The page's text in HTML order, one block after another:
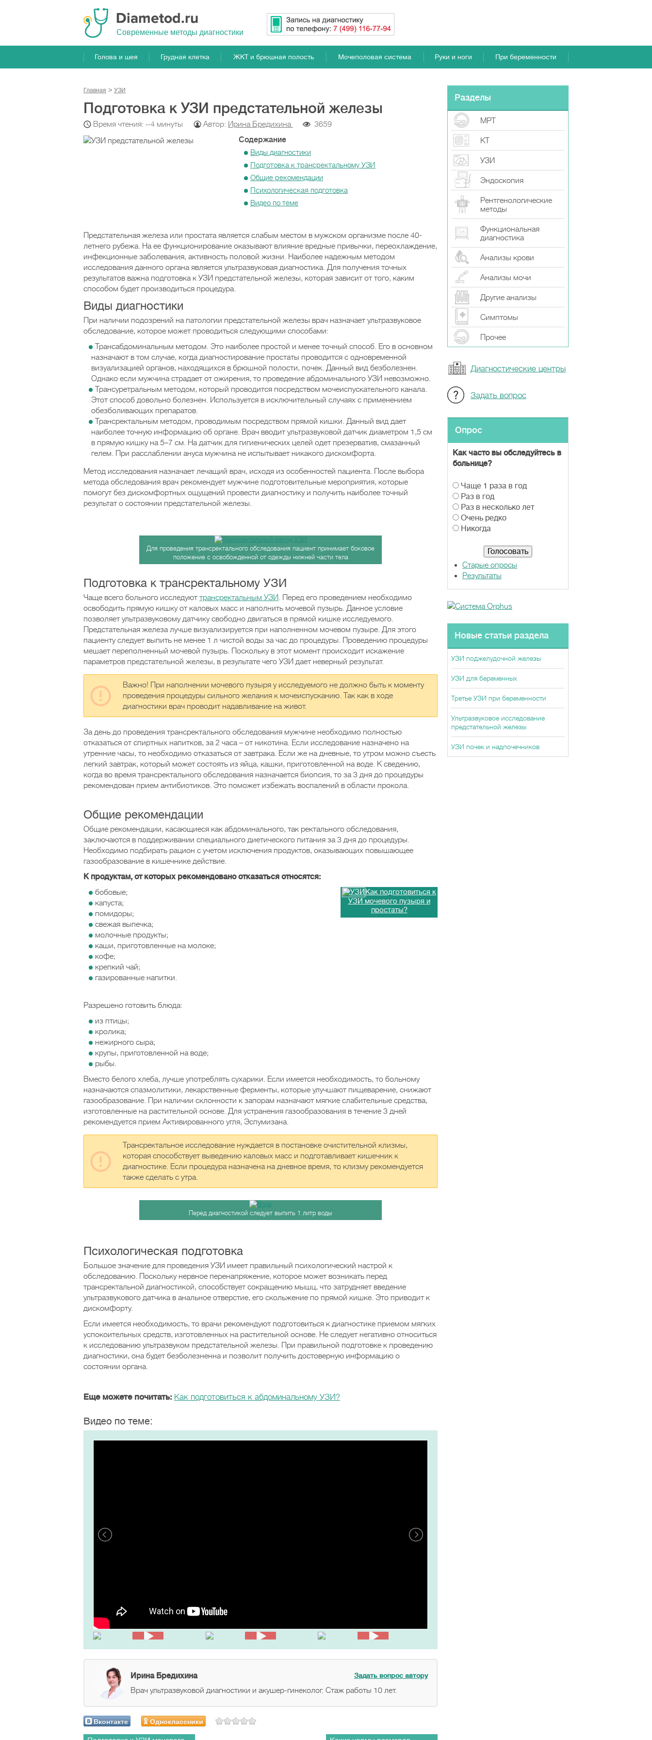
Cовременные методы диагностики
Голова и шея Грудная клетка ЖКТ и брюшная полость Мочеполовая система Руки и ноги При беременности
Главная УЗИ
Подготовка к УЗИ предстательной железы
Время чтения: ~4 минуты Автор: Ирина Бредихина
3659
Содержание
Виды диагностики
Подготовка к трансректальному УЗИ
Общие рекомендации
Психологическая подготовка
Видео по теме
Предстательная железа или простата является слабым местом в мужском организме после 40-
летнего рубежа. На ее функционирование оказывают влияние вредные привычки, переохлаждение,
инфекционные заболевания, активность половой жизни. Наиболее надежным методом
исследования данного органа является ультразвуковая диагностика. Для получения точных
результатов важна подготовка к УЗИ предстательной железы, которая зависит от того, каким
способом будет производиться процедура.
Виды диагностики
При наличии подозрений на патологии предстательной железы врач назначает ультразвуковое
обследование, которое может проводиться следующими способами:
Трансабдоминальным методом. Это наиболее простой и менее точный способ. Его в основном
назначают в том случае, когда диагностирование простаты проводится с одновременной
визуализацией органов, находящихся в брюшной полости, почек. Данный вид безболезнен.
Однако если мужчина страдает от ожирения, то проведение абдоминального УЗИ невозможно.
Трансуретральным методом, который проводится посредством мочеиспускательного канала.
Этот способ довольно болезнен. Используется в исключительный случаях с применением
обезболивающих препаратов.
Трансректальным методом, проводимым посредством прямой кишки. Данный вид дает
наиболее точную информацию об органе. Врач вводит ультразвуковой датчик диаметром 1,5 см
в прямую кишку на 5–7 см. На датчик для гигиенических целей одет презерватив, смазанный
гелем. При расслаблении ануса мужчина не испытывает никакого дискомфорта.
Метод исследования назначает лечащий врач, исходя из особенностей пациента. После выбора
метода обследования врач рекомендует мужчине подготовительные мероприятия, которые
помогут без дискомфортных ощущений провести диагностику и получить наиболее точный
результат о состоянии предстательной железы.
Для проведения трансректального обследования пациент принимает боковое
положение с освобожденной от одежды нижней части тела
Подготовка к трансректальному УЗИ
Чаще всего больного исследуют трансректальным УЗИ. Перед его проведением необходимо
освободить прямую кишку от каловых масс и наполнить мочевой пузырь. Данное условие
позволяет ультразвуковому датчику свободно двигаться в прямой кишке исследуемого.
Предстательная железа лучше визуализируется при наполненном мочевом пузыре. Для этого
пациенту следует выпить не менее 1 л чистой воды за час до процедуры. Проведению процедуры
мешает переполненный мочевой пузырь. Поскольку в этот момент происходит искажение
параметров предстательной железы, в результате чего УЗИ дает неверный результат.
Важно! При наполнении мочевого пузыря у исследуемого не должно быть к моменту
проведения процедуры сильного желания к мочеиспусканию. Так как в ходе
диагностики врач проводит надавливание на живот.
За день до проведения трансректального обследования мужчине необходимо полностью
отказаться от спиртных напитков, за 2 часа – от никотина. Если исследование назначено на
утренние часы, то необходимо отказаться от завтрака. Если же на дневные, то утром можно съесть
легкий завтрак, который может состоять из яйца, кашки, приготовленной на воде. К сведению,
когда во время трансректального обследования назначается биопсия, то за 3 дня до процедуры
рекомендован прием антибиотиков. Это поможет избежать воспалений в области прокола.
Общие рекомендации
Общие рекомендации, касающиеся как абдоминального, так ректального обследования,
заключаются в поддерживании специального диетического питания за 3 дня до процедуры.
Необходимо подбирать рацион с учетом исключения продуктов, оказывающих повышающее
газообразование в кишечнике действие.
К продуктам, от которых рекомендовано отказаться относятся:
Как подготовиться к
УЗИ мочевого пузыря и
простаты?
бобовые;
капуста;
помидоры;
свежая выпечка;
молочные продукты;
каши, приготовленные на молоке;
кофе;
крепкий чай;
газированные напитки.
Разрешено готовить блюда:
из птицы;
кролика;
нежирного сыра;
крупы, приготовленной на воде;
рыбы.
Вместо белого хлеба, лучше употреблять сухарики. Если имеется необходимость, то больному
назначаются спазмолитики, лекарственные ферменты, которые улучшают пищеварение, снижают
газообразование. При наличии склонности к запорам назначают мягкие слабительные средства,
изготовленные на растительной основе. Для устранения газообразования в течение 3 дней
рекомендуется прием Активированного угля, Эспумизана.
Трансректальное исследование нуждается в постановке очистительной клизмы,
которая способствует выведению каловых масс и подготавливает кишечник к
диагностике. Если процедура назначена на дневное время, то клизму рекомендуется
также сделать с утра.
Перед диагностикой следует выпить 1 литр воды
Психологическая подготовка
Большое значение для проведения УЗИ имеет правильный психологический настрой к
обследованию. Поскольку нервное перенапряжение, которое может возникать перед
трансректальной диагностикой, способствует сокращению мышц, что затрудняет введение
ультразвукового датчика в анальное отверстие, его скольжение по прямой кишке. Это приводит к
дискомфорту.
Если имеется необходимость, то врачи рекомендуют подготовиться к диагностике приемом мягких
успокоительных средств, изготовленных на растительной основе. Не следует негативно относиться
к исследованию ультразвуком предстательной железы. При правильной подготовке к проведению
диагностики, она будет безболезненна и позволит получить достоверную информацию о
состоянии органа.
Еще можете почитать: Как подготовиться к абдоминальному УЗИ?
Видео по теме:
Ирина Бредихина Задать вопрос автору
Врач ультразвуковой диагностики и акушер-гинеколог. Стаж работы 10 лет.
Вконтакте Одноклассники
Разделы
МРТ
КТ
УЗИ
Эндоскопия
Рентгенологические
методы
Функциональная
диагностика
Анализы крови
Анализы мочи
Другие анализы
Симптомы
Прочeе
Диагностические центры
Задать вопрос
Опрос
Как часто вы обследуйтесь в
больнице?
В
а
р
и
а
Чаще 1 раза в год
Раз в год
Раз в несколько лет
Очень редко
Никогда
Старые опросы
Результаты
Новые статьи раздела
УЗИ поджелудочной железы
УЗИ для беременных
Третье УЗИ при беременности
Ультразвуковое исследование
предстательной железы
УЗИ почек и надпочечников